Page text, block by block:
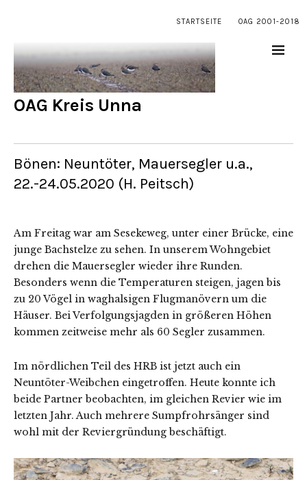
STARTSEITE OAG 2001-2018
OAG Kreis Unna
Bönen: Neuntöter, Mauersegler u.a.,
22.-24.05.2020 (H. Peitsch)
Am Freitag war am Sesekeweg, unter einer Brücke, eine
junge Bachstelze zu sehen. In unserem Wohngebiet
drehen die Mauersegler wieder ihre Runden.
Besonders wenn die Temperaturen steigen, jagen bis
zu 20 Vögel in waghalsigen Flugmanövern um die
Häuser. Bei Verfolgungsjagden in größeren Höhen
kommen zeitweise mehr als 60 Segler zusammen.
Im nördlichen Teil des HRB ist jetzt auch ein
Neuntöter-Weibchen eingetroffen. Heute konnte ich
beide Partner beobachten, im gleichen Revier wie im
letzten Jahr. Auch mehrere Sumpfrohrsänger sind
wohl mit der Reviergründung beschäftigt.